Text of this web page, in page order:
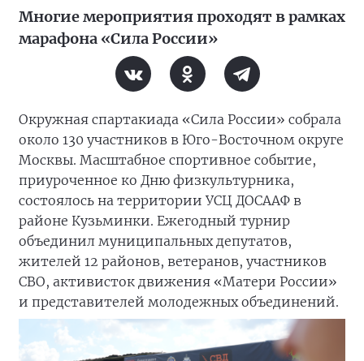
Многие мероприятия проходят в рамках
марафона «Сила России»
Окружная спартакиада «Сила России» собрала
около 130 участников в Юго-Восточном округе
Москвы. Масштабное спортивное событие,
приуроченное ко Дню физкультурника,
состоялось на территории УСЦ ДОСААФ в
районе Кузьминки. Ежегодный турнир
объединил муниципальных депутатов,
жителей 12 районов, ветеранов, участников
СВО, активисток движения «Матери России»
и представителей молодежных объединений.